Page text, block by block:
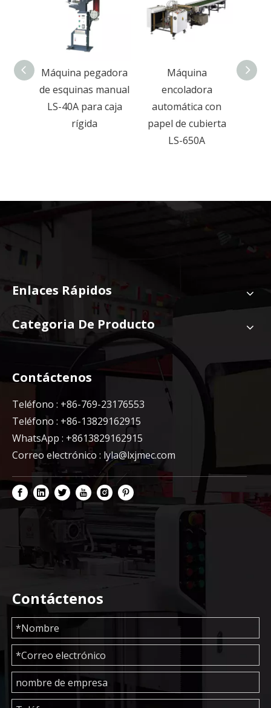
Máquina pegadora
de esquinas manual
LS-40A para caja
rígida
Máquina
encoladora
automática con
papel de cubierta
LS-650A
Enlaces Rápidos
Categoria De Producto
Contáctenos
Teléfono : +86-769-23176553
Teléfono : +86-13829162915
WhatsApp : +8613829162915
Correo electrónico : lyla@lxjmec.com
Contáctenos